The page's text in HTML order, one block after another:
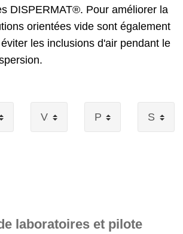
DISPERMAT®. Pour améliorer la
orientées vide sont également
les inclusions d'air pendant le
laboratoires et pilote